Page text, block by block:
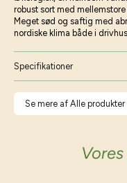
robust sort med
Meget sød og saftig med
nordiske klima både i
Specifikationer
Se mere af Alle produkter